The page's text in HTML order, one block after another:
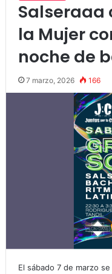
Salseraaa
la Mujer
noche de
7 marzo, 2026 166
El sábado 7 de marzo